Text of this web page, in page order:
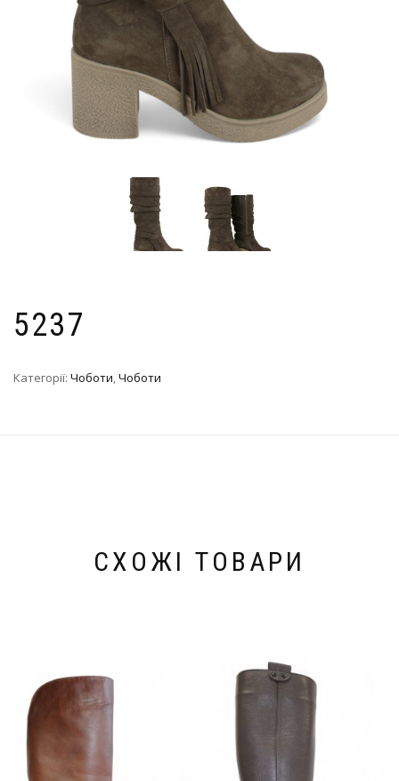
5237
Категорії: Чоботи,Чоботи
СХОЖІ ТОВАРИ